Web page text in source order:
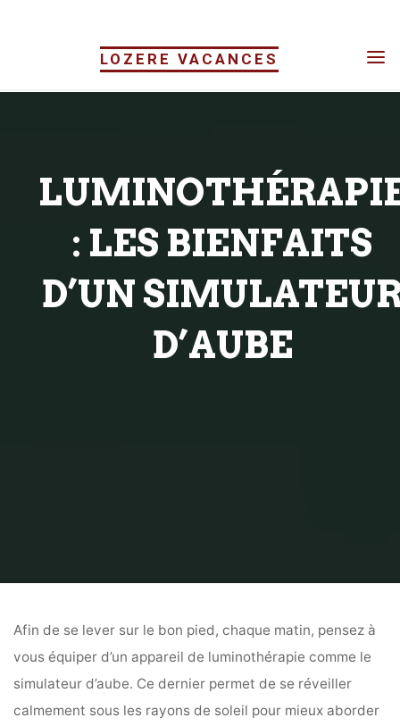
LOZERE VACANCES
: LES BIENFAITS
D’UN
D’AUBE
Afin de se lever sur le bon pied, chaque matin, pensez à
vous équiper d’un appareil de luminothérapie comme le
simulateur d’aube. Ce dernier permet de se réveiller
calmement sous les rayons de soleil pour mieux aborder